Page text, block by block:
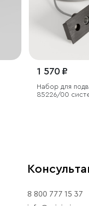
1 570 ₽
Набор для
85226/00
8 800 777 15 37